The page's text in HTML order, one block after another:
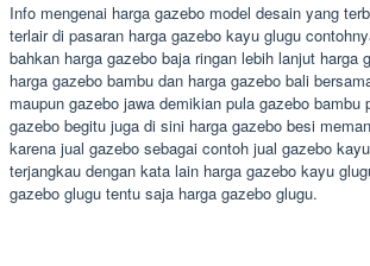
Info mengenai harga gazebo model desain yang
terlair di pasaran harga gazebo kayu glugu
bahkan harga gazebo baja ringan lebih lanjut harga
harga gazebo bambu dan harga gazebo bali
maupun gazebo jawa demikian pula gazebo bambu
gazebo begitu juga di sini harga gazebo besi
karena jual gazebo sebagai contoh jual gazebo
terjangkau dengan kata lain harga gazebo kayu
gazebo glugu tentu saja harga gazebo glugu.